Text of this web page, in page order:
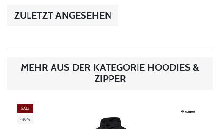
ZULETZT ANGESEHEN
MEHR AUS DER KATEGORIE HOODIES &
ZIPPER
SALE
-40%